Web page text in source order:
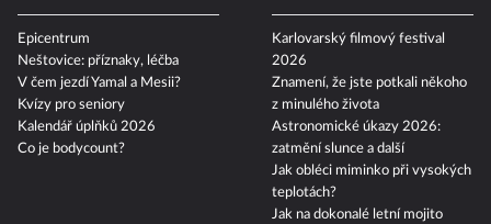
Epicentrum
Neštovice: příznaky, léčba
V čem jezdí Yamal a Mesii?
Kvízy pro seniory
Kalendář úplňků 2026
Co je bodycount?
Karlovarský filmový festival
2026
Znamení, že jste potkali někoho
z minulého života
Astronomické úkazy 2026:
zatmění slunce a další
Jak obléci miminko při vysokých
teplotách?
Jak na dokonalé letní mojito